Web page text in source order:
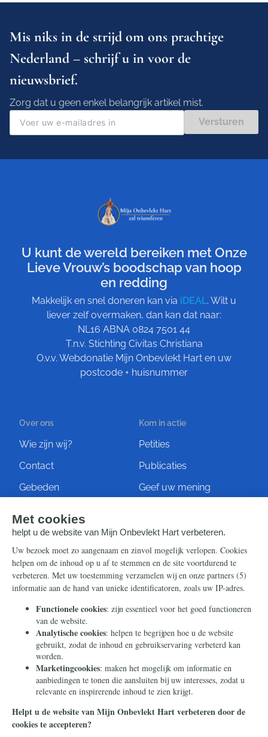
Mis niks in de strijd om ons prachtige
Nederland – schrijf u in voor de
nieuwsbrief.
Zorg dat u geen enkel belangrijk artikel mist.
Versturen
U kunt de wereld bereiken met Onze
Lieve Vrouw’s boodschap van hoop
en redding
Makkelijk en snel doneren kan via iDEAL. Wilt u
liever zelf overmaken, dan kan dat naar:
NL16 ABNA 0824 7501 44
T.n.v. Stichting Civitas Christiana
O.v.v. Webdonatie Mijn Onbevlekt Hart en uw
postcode + huisnummer
Over ons
Wie zijn wij?
Contact
Gebeden
Kom in actie
Petities
Publicaties
Geef uw mening
Steun ons
Nieuwsbrief
Eenmalig
Maandelijks
Periodiek
Nalaten
Zelf overschrijven
Info
Contact
Ontvang onze Telegram-
berichten